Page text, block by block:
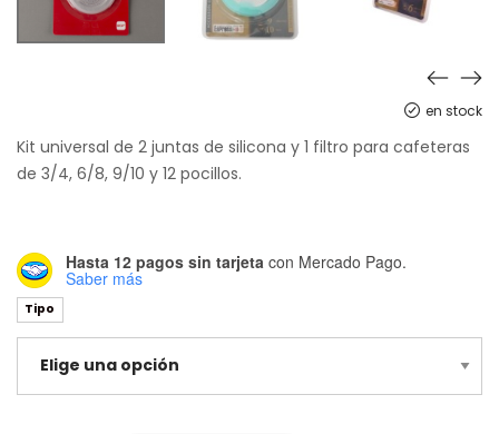
en stock
Kit universal de 2 juntas de silicona y 1 filtro para cafeteras
de 3/4, 6/8, 9/10 y 12 pocillos.
Hasta 12 pagos sin tarjeta con Mercado Pago.
Saber más
Tipo